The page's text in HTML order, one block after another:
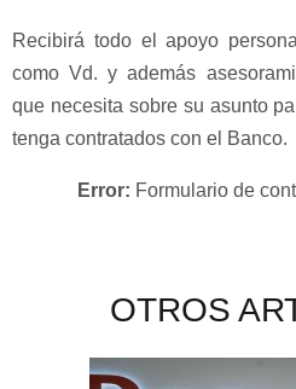
Recibirá todo el apoyo
como Vd. y además
que necesita sobre su asunto
tenga contratados con el Banco.
Error: Formulario de
OTROS